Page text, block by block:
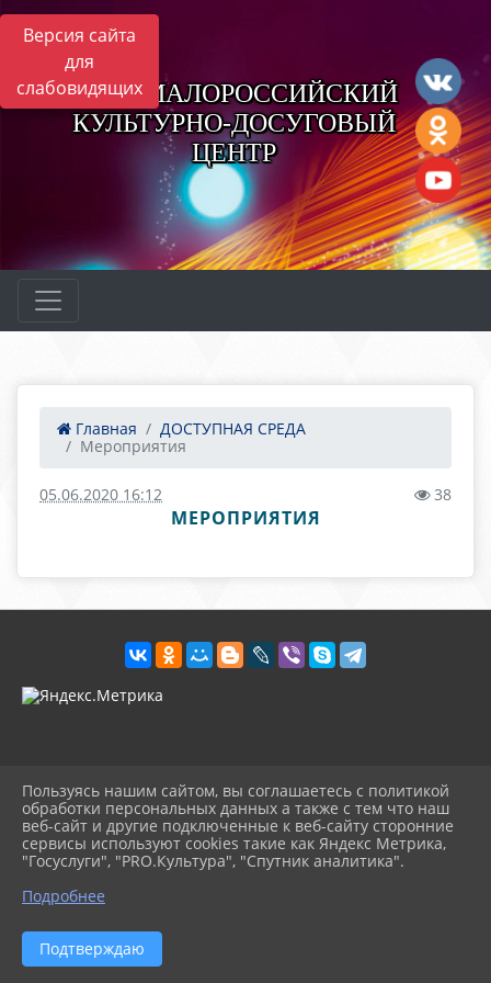
Версия сайта
для
слабовидящих
НОВОМАЛОРОССИЙСКИЙ
КУЛЬТУРНО-ДОСУГОВЫЙ
ЦЕНТР
Главная
ДОСТУПНАЯ СРЕДА
Мероприятия
05.06.2020 16:12 38
МЕРОПРИЯТИЯ
2026 г. visnvm.kultvyselki.ru
Вход
Карта сайта
Политика обработки персональных данных
Сделано на KubCMS
Разработка и поддержка
Пользуясь нашим сайтом, вы соглашаетесь с политикой
обработки персональных данных а также с тем что наш
веб-сайт и другие подключенные к веб-сайту сторонние
сервисы используют cookies такие как Яндекс Метрика,
"Госуслуги", "PRO.Культура", "Спутник аналитика".
Подробнее
Подтверждаю